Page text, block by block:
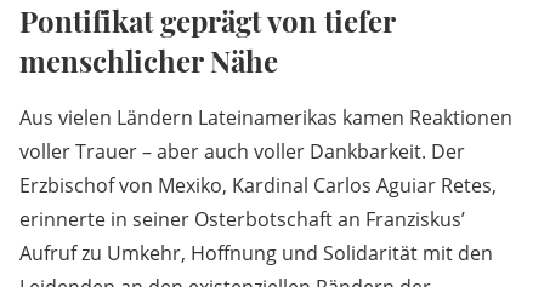
Pontifikat geprägt von tiefer
menschlicher Nähe
Aus vielen Ländern Lateinamerikas kamen Reaktionen
voller Trauer – aber auch voller Dankbarkeit. Der
Erzbischof von Mexiko, Kardinal Carlos Aguiar Retes,
erinnerte in seiner Osterbotschaft an Franziskus’
Aufruf zu Umkehr, Hoffnung und Solidarität mit den